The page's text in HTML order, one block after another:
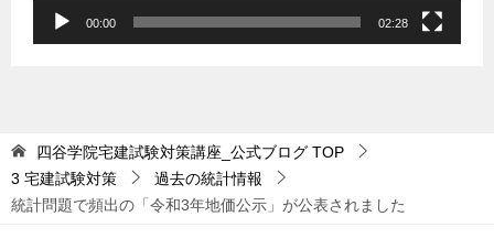
00:00 02:28
四谷学院宅建試験対策講座_公式ブログ TOP
3 宅建試験対策
過去の統計情報
統計問題で頻出の「令和3年地価公示」が公表されました